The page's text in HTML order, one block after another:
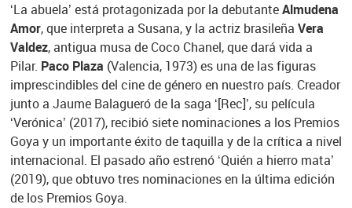
‘La abuela’ está protagonizada por la debutanteAlmudena
Amor, que interpreta a Susana, y la actriz brasileña Vera
Valdez, antigua musa de Coco Chanel, que dará vida a
Pilar. Paco Plaza (Valencia, 1973) es una de las figuras
imprescindibles del cine de género en nuestro país. Creador
junto a Jaume Balagueró de la saga ‘[Rec]’, su película
‘Verónica’ (2017), recibió siete nominaciones a los Premios
Goya y un importante éxito de taquilla y de la crítica a nivel
internacional. El pasado año estrenó ‘Quién a hierro mata’
(2019), que obtuvo tres nominaciones en la última edición
de los Premios Goya.